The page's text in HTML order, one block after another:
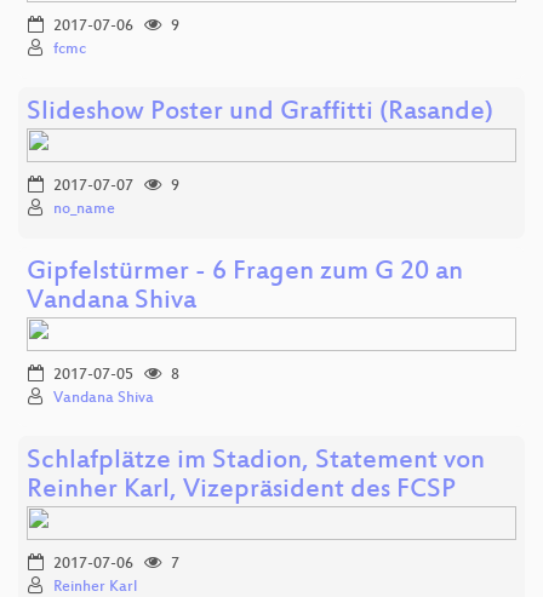
2017-07-06
9
fcmc
Slideshow Poster und Graffitti (Rasande)
2017-07-07
9
no_name
Gipfelstürmer - 6 Fragen zum G 20 an
Vandana Shiva
2017-07-05
8
Vandana Shiva
Schlafplätze im Stadion, Statement von
Reinher Karl, Vizepräsident des FCSP
2017-07-06
7
Reinher Karl